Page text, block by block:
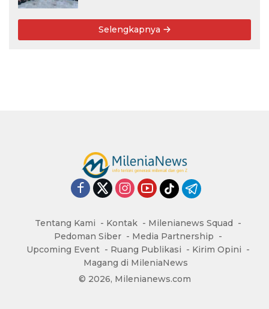
Selengkapnya
Tentang Kami Kontak
Milenianews Squad
Pedoman Siber
Media Partnership
Upcoming Event
Ruang Publikasi
Kirim Opini
Magang di MileniaNews
© 2026, Milenianews.com